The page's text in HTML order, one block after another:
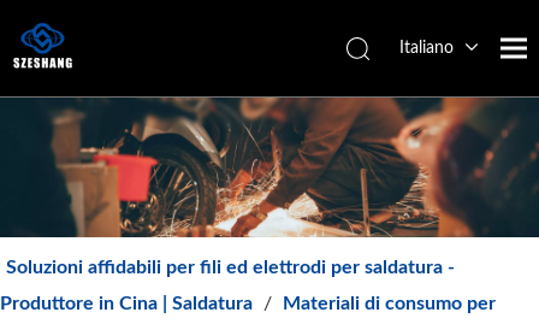
Italiano
简体中文
English
Soluzioni affidabili per fili ed elettrodi per saldatura -
Produttore in Cina | Saldatura
/
Materiali di consumo per